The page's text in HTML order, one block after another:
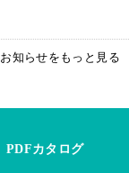
お知らせをもっと見る
PDFカタログ